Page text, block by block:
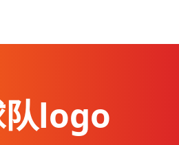
logo